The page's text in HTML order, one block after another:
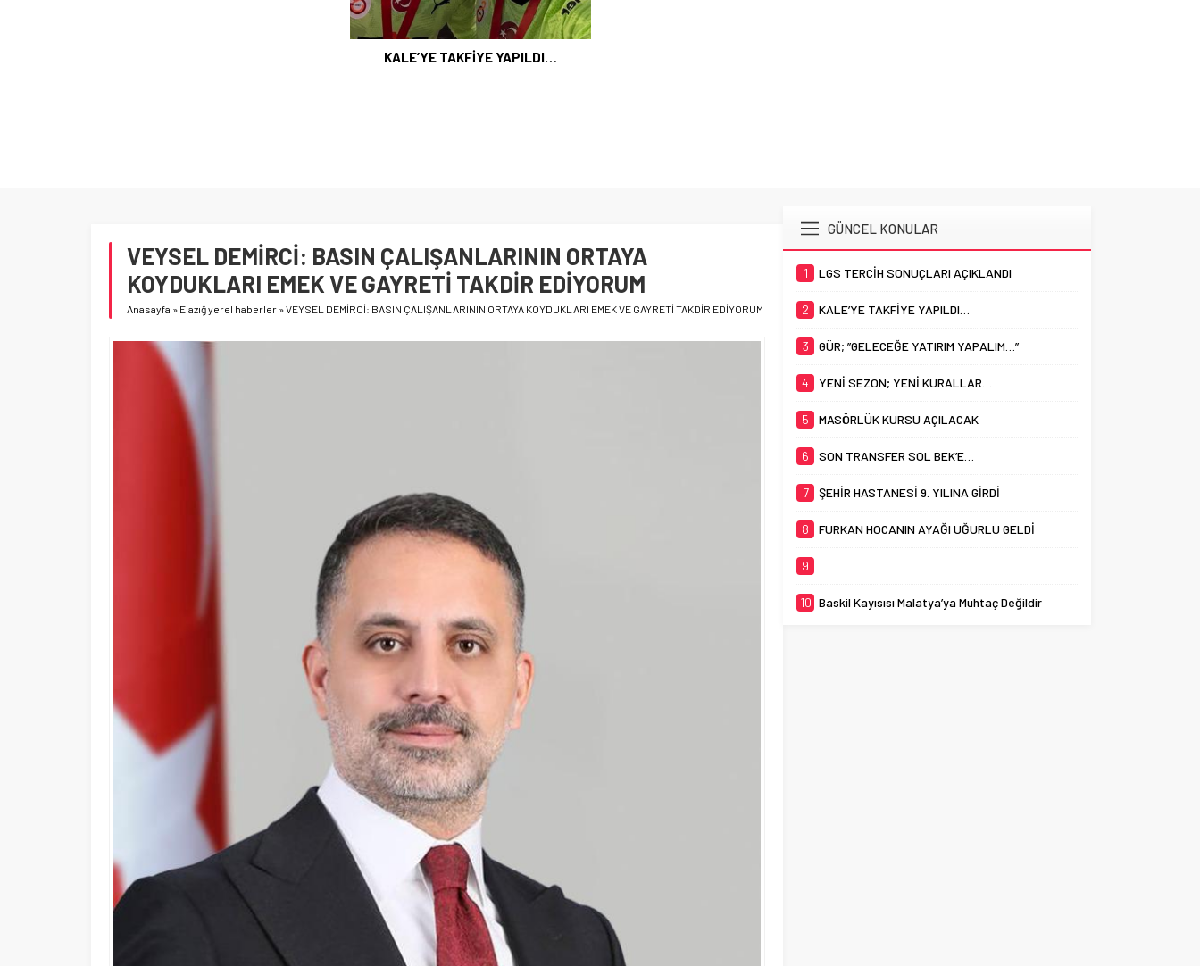
KALE’YE TAKFİYE YAPILDI…
VEYSEL DEMİRCİ: BASIN ÇALIŞANLARININ ORTAYA
KOYDUKLARI EMEK VE GAYRETİ TAKDİR EDİYORUM
Anasayfa » Elazığ yerel haberler »VEYSEL DEMİRCİ: BASIN ÇALIŞANLARININ ORTAYA KOYDUKLARI EMEK VE GAYRETİ TAKDİR EDİYORUM
GÜNCEL KONULAR
1 LGS TERCİH SONUÇLARI AÇIKLANDI
2 KALE’YE TAKFİYE YAPILDI…
3 GÜR; ”GELECEĞE YATIRIM YAPALIM…”
4 YENİ SEZON; YENİ KURALLAR…
5 MASÖRLÜK KURSU AÇILACAK
6 SON TRANSFER SOL BEK’E…
7 ŞEHİR HASTANESİ 9. YILINA GİRDİ
8 FURKAN HOCANIN AYAĞI UĞURLU GELDİ
9
10 Baskil Kayısısı Malatya’ya Muhtaç Değildir